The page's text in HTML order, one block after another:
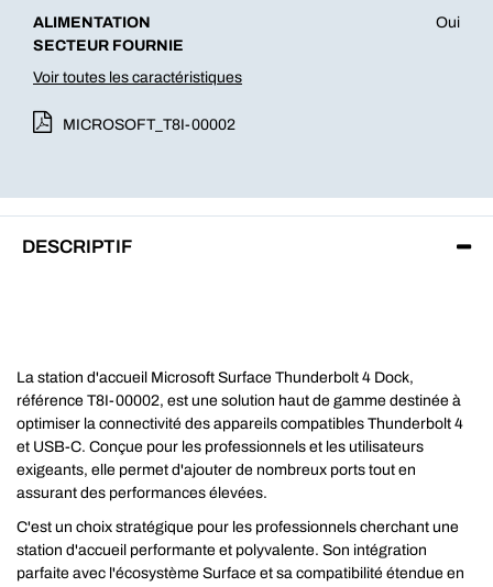
ALIMENTATION
SECTEUR FOURNIE
Oui
Voir toutes les caractéristiques
MICROSOFT_T8I-00002
DESCRIPTIF
La station d'accueil Microsoft Surface Thunderbolt 4 Dock,
référence T8I-00002, est une solution haut de gamme destinée à
optimiser la connectivité des appareils compatibles Thunderbolt 4
et USB-C. Conçue pour les professionnels et les utilisateurs
exigeants, elle permet d'ajouter de nombreux ports tout en
assurant des performances élevées.
C'est un choix stratégique pour les professionnels cherchant une
station d'accueil performante et polyvalente. Son intégration
parfaite avec l'écosystème Surface et sa compatibilité étendue en